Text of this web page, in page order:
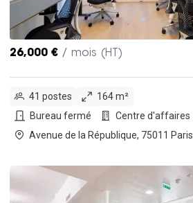
26,000 € / mois (HT)
41 postes
164 m²
Bureau fermé
Centre d'affaires
Avenue de la République, 75011 Paris